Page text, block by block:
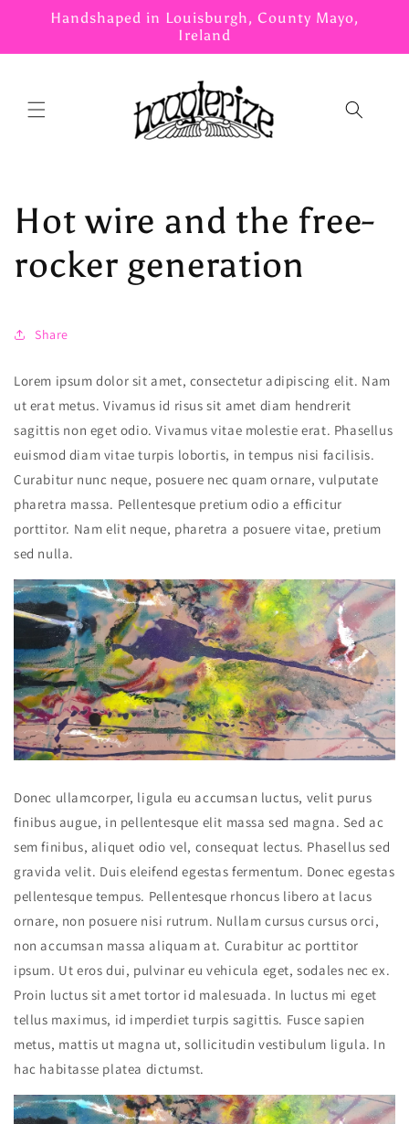
Skip to
content
Handshaped in Louisburgh, County Mayo,
Ireland
Hot wire and the free-
rocker generation
Share
Lorem ipsum dolor sit amet, consectetur adipiscing elit. Nam
ut erat metus. Vivamus id risus sit amet diam hendrerit
sagittis non eget odio. Vivamus vitae molestie erat. Phasellus
euismod diam vitae turpis lobortis, in tempus nisi facilisis.
Curabitur nunc neque, posuere nec quam ornare, vulputate
pharetra massa. Pellentesque pretium odio a efficitur
porttitor. Nam elit neque, pharetra a posuere vitae, pretium
sed nulla.
Donec ullamcorper, ligula eu accumsan luctus, velit purus
finibus augue, in pellentesque elit massa sed magna. Sed ac
sem finibus, aliquet odio vel, consequat lectus. Phasellus sed
gravida velit. Duis eleifend egestas fermentum. Donec egestas
pellentesque tempus. Pellentesque rhoncus libero at lacus
ornare, non posuere nisi rutrum. Nullam cursus cursus orci,
non accumsan massa aliquam at. Curabitur ac porttitor
ipsum. Ut eros dui, pulvinar eu vehicula eget, sodales nec ex.
Proin luctus sit amet tortor id malesuada. In luctus mi eget
tellus maximus, id imperdiet turpis sagittis. Fusce sapien
metus, mattis ut magna ut, sollicitudin vestibulum ligula. In
hac habitasse platea dictumst.